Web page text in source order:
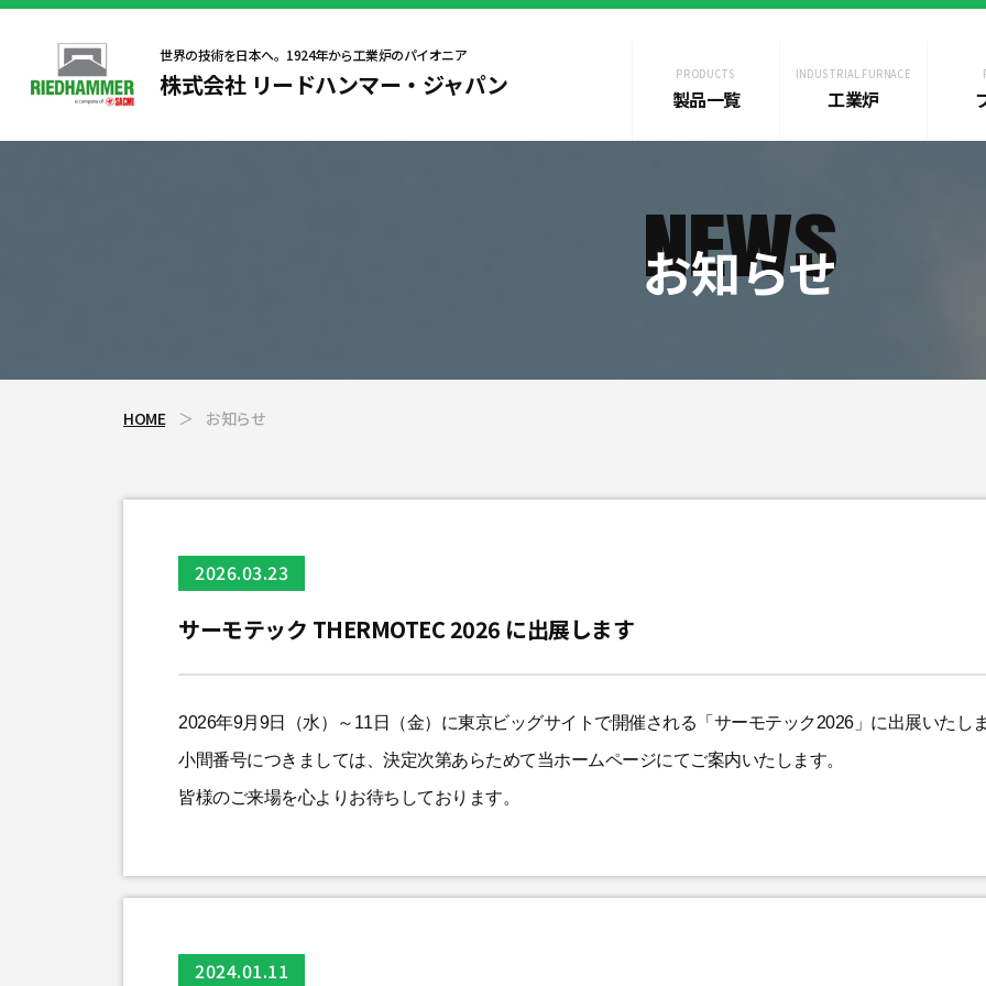
世界の技術を日本へ。1924年から工業炉のパイオニア
株式会社 リードハンマー・ジャパン PRODUCTS
製品一覧
INDUSTRIAL FURNACE
工業炉
NEWS
お知らせ
HOME ＞ お知らせ
2026.03.23
サーモテック THERMOTEC 2026 に出展します
2026年9月9日（水）～11日（金）に東京ビッグサイトで開催される「サーモテック2026」に出展いたし
小間番号につきましては、決定次第あらためて当ホームページにてご案内いたします。
皆様のご来場を心よりお待ちしております。
2024.01.11